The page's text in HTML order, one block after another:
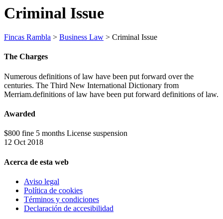
Criminal Issue
Fincas Rambla > Business Law > Criminal Issue
The Charges
Numerous definitions of law have been put forward over the
centuries. The Third New International Dictionary from
Merriam.definitions of law have been put forward definitions of law.
Awarded
$800 fine 5 months License suspension
12 Oct 2018
Acerca de esta web
Aviso legal
Política de cookies
Términos y condiciones
Declaración de accesibilidad